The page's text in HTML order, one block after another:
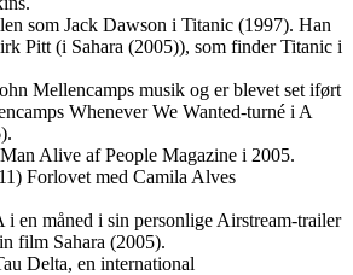
som Jack Dawson i Titanic (1997). Han
Pitt (i Sahara (2005)), som finder Titanic i
Mellencamps musik og er blevet set iført
Whenever We Wanted-turné i A
Alive af People Magazine i 2005.
Forlovet med Camila Alves
i en måned i sin personlige Airstream-trailer
film Sahara (2005).
Delta, en international